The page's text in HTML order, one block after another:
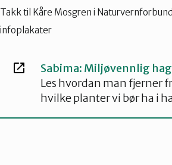
Takk til Kåre Mosgren i
infoplakater
Sabima: Miljøvennlig
Les hvordan man fjerner
hvilke planter vi bør ha i